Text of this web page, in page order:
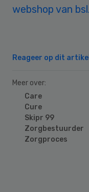
webshop van
Reageer op dit artikel
Meer over:
Care
Cure
Skipr 99
Zorgbestuurder
Zorgproces